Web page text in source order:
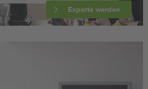
Experte werden